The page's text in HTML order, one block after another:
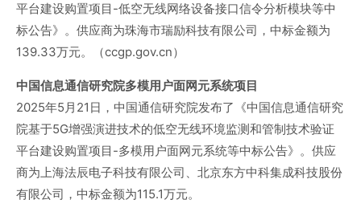
平台建设购置项目-低空无线网络设备接口信令分析模块等中
标公告》。供应商为珠海市瑞励科技有限公司，中标金额为
139.33万元。（ccgp.gov.cn）
中国信息通信研究院多模用户面网元系统项目
2025年5月21日，中国通信研究院发布了《中国信息通信研究
院基于5G增强演进技术的低空无线环境监测和管制技术验证
平台建设购置项目-多模用户面网元系统等中标公告》。供应
商为上海法辰电子科技有限公司、北京东方中科集成科技股份
有限公司，中标金额为115.1万元。